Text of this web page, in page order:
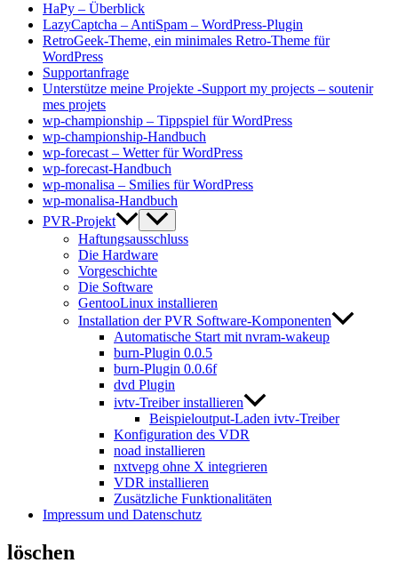
HaPy – Überblick
LazyCaptcha – AntiSpam – WordPress-Plugin
RetroGeek-Theme, ein minimales Retro-Theme für
WordPress
Supportanfrage
Unterstütze meine Projekte -Support my projects – soutenir
mes projets
wp-championship – Tippspiel für WordPress
wp-championship-Handbuch
wp-forecast – Wetter für WordPress
wp-forecast-Handbuch
wp-monalisa – Smilies für WordPress
wp-monalisa-Handbuch
PVR-Projekt
Haftungsausschluss
Die Hardware
Vorgeschichte
Die Software
GentooLinux installieren
Installation der PVR Software-Komponenten
Automatische Start mit nvram-wakeup
burn-Plugin 0.0.5
burn-Plugin 0.0.6f
dvd Plugin
ivtv-Treiber installieren
Beispieloutput-Laden ivtv-Treiber
Konfiguration des VDR
noad installieren
nxtvepg ohne X integrieren
VDR installieren
Zusätzliche Funktionalitäten
Impressum und Datenschutz
löschen